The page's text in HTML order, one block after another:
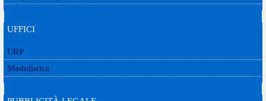
UFFICI
URP
Modulistica